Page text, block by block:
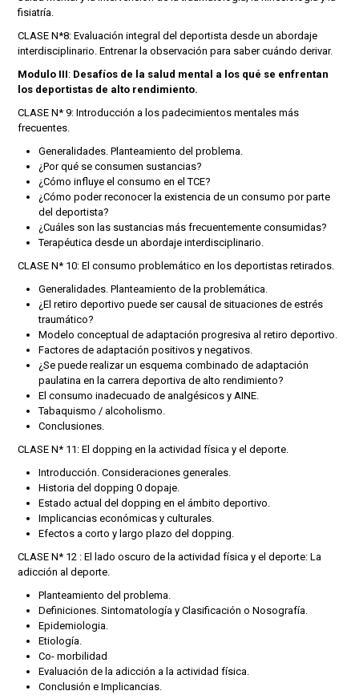
fisiatría.
CLASE N*8: Evaluación integral del deportista desde un abordaje
interdisciplinario. Entrenar la observación para saber cuándo derivar.
Modulo III: Desafíos de la salud mental a los qué se enfrentan
los deportistas de alto rendimiento.
CLASE N* 9: Introducción a los padecimientos mentales más
frecuentes.
Generalidades. Planteamiento del problema.
¿Por qué se consumen sustancias?
¿Cómo influye el consumo en el TCE?
¿Cómo poder reconocer la existencia de un consumo por parte
del deportista?
¿Cuáles son las sustancias más frecuentemente consumidas?
Terapéutica desde un abordaje interdisciplinario.
CLASE N* 10: El consumo problemático en los deportistas retirados.
Generalidades. Planteamiento de la problemática.
¿El retiro deportivo puede ser causal de situaciones de estrés
traumático?
Modelo conceptual de adaptación progresiva al retiro deportivo.
Factores de adaptación positivos y negativos.
¿Se puede realizar un esquema combinado de adaptación
paulatina en la carrera deportiva de alto rendimiento?
El consumo inadecuado de analgésicos y AINE.
Tabaquismo / alcoholismo.
Conclusiones.
CLASE N* 11: El dopping en la actividad física y el deporte.
Introducción. Consideraciones generales.
Historia del dopping 0 dopaje.
Estado actual del dopping en el ámbito deportivo.
Implicancias económicas y culturales.
Efectos a corto y largo plazo del dopping.
CLASE N* 12 : El lado oscuro de la actividad física y el deporte: La
adicción al deporte.
Planteamiento del problema.
Definiciones. Sintomatología y Clasificación o Nosografía.
Epidemiologia.
Etiología.
Co- morbilidad
Evaluación de la adicción a la actividad física.
Conclusión e Implicancias.